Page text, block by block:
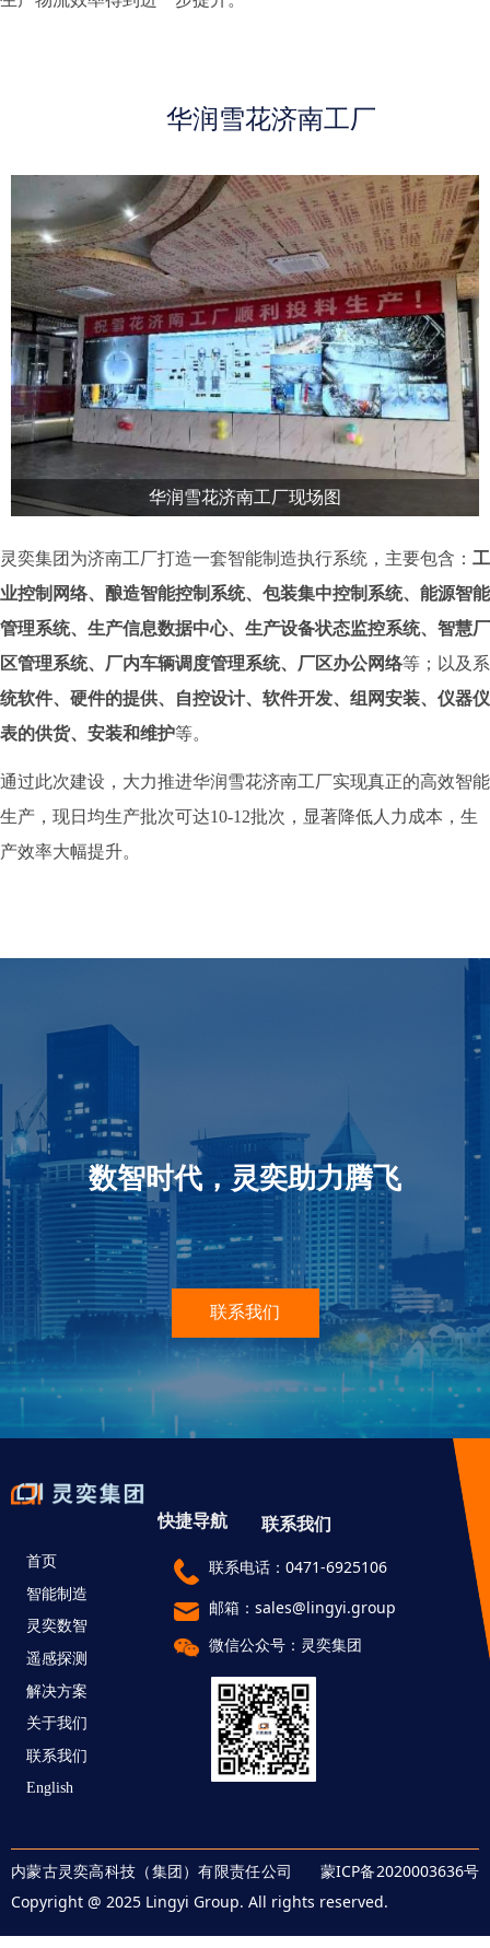
数智时代，灵奕助力腾飞
联系我们
灵奕集团为济南工厂打造一套智能制造执行系统，主要包含： 工
业控制网络、酿造智能控制系统、包装集中控制系统、能源智能
管理系统、生产信息数据中心、生产设备状态监控系统、智慧厂
区管理系统、厂内车辆调度管理系统、厂区办公网络等；以及系
统软件、硬件的提供、自控设计、软件开发、组网安装、仪器仪
表的供货、安装和维护等。
通过此次建设，大力推进华润雪花济南工厂实现真正的高效智能
生产，现日均生产批次可达10-12批次，显著降低人力成本，生
产效率大幅提升。
华润雪花济南工厂现场图
华润雪花济南工厂
内蒙古灵奕高科技（集团）有限责任公司 蒙ICP备2020003636号
Copyright @ 2025 Lingyi Group. All rights reserved.
快捷导航 联系我们
联系电话：0471-6925106
邮箱：sales@lingyi.group
微信公众号：灵奕集团
首页
智能制造
灵奕数智
遥感探测
解决方案
关于我们
联系我们
English